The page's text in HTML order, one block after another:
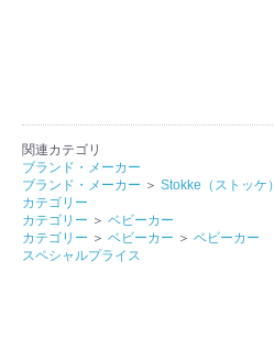
関連カテゴリ
ブランド・メーカー
ブランド・メーカー ＞ Stokke（ストッケ）
カテゴリー
カテゴリー ＞ ベビーカー
カテゴリー ＞ ベビーカー ＞ ベビーカー
スペシャルプライス